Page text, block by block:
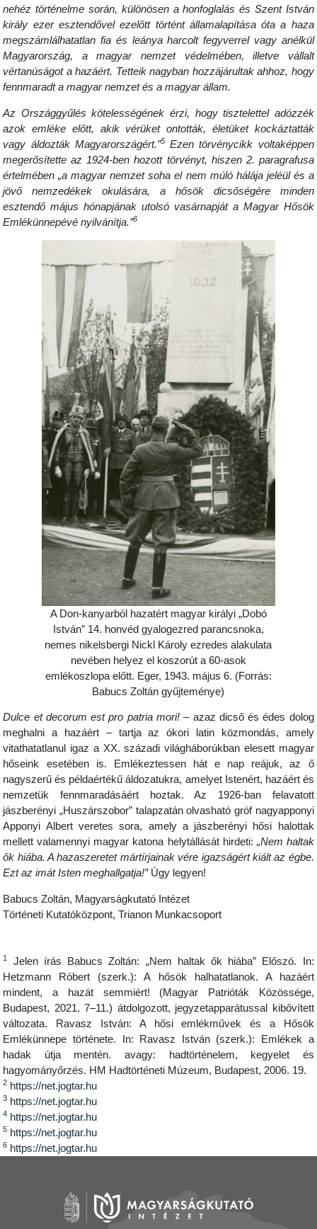
nehéz történelme során, különösen a honfoglalás és Szent István
király ezer esztendővel ezelőtt történt államalapítása óta a haza
megszámlálhatatlan fia és leánya harcolt fegyverrel vagy anélkül
Magyarország, a magyar nemzet védelmében, illetve vállalt
vértanúságot a hazáért. Tetteik nagyban hozzájárultak ahhoz, hogy
fennmaradt a magyar nemzet és a magyar állam.
Az Országgyűlés kötelességének érzi, hogy tisztelettel adózzék
azok emléke előtt, akik vérüket ontották, életüket kockáztatták
vagy áldozták Magyarországért.”5Ezen törvénycikk voltaképpen
megerősítette az 1924-ben hozott törvényt, hiszen 2. paragrafusa
értelmében „a magyar nemzet soha el nem múló hálája jeléül és a
jövő nemzedékek okulására, a hősök dicsőségére minden
esztendő május hónapjának utolsó vasárnapját a Magyar Hősök
Emlékünnepévé nyilvánítja.”6
A Don-kanyarból hazatért magyar királyi „Dobó
István” 14. honvéd gyalogezred parancsnoka,
nemes nikelsbergi Nickl Károly ezredes alakulata
nevében helyez el koszorút a 60-asok
emlékoszlopa előtt. Eger, 1943. május 6. (Forrás:
Babucs Zoltán gyűjteménye)
Dulce et decorum est pro patria mori! – azaz dicső és édes dolog
meghalni a hazáért – tartja az ókori latin közmondás, amely
vitathatatlanul igaz a XX. századi világháborúkban elesett magyar
hőseink esetében is. Emlékeztessen hát e nap reájuk, az ő
nagyszerű és példaértékű áldozatukra, amelyet Istenért, hazáért és
nemzetük fennmaradásáért hoztak. Az 1926-ban felavatott
jászberényi „Huszárszobor” talapzatán olvasható gróf nagyapponyi
Apponyi Albert veretes sora, amely a jászberényi hősi halottak
mellett valamennyi magyar katona helytállását hirdeti: „Nem haltak
ők hiába. A hazaszeretet mártírjainak vére igazságért kiált az égbe.
Ezt az imát Isten meghallgatja!”Úgy legyen!
Babucs Zoltán, Magyarságkutató Intézet
Történeti Kutatóközpont, Trianon Munkacsoport
1
Jelen írás Babucs Zoltán: „Nem haltak ők hiába” Előszó. In:
Hetzmann Róbert (szerk.): A hősök halhatatlanok. A hazáért
mindent, a hazát semmiért! (Magyar Patrióták Közössége,
Budapest, 2021. 7–11.) átdolgozott, jegyzetapparátussal kibővített
változata. Ravasz István: A hősi emlékművek és a Hősök
Emlékünnepe története. In: Ravasz István (szerk.): Emlékek a
hadak útja mentén. avagy: hadtörténelem, kegyelet és
hagyományőrzés. HM Hadtörténeti Múzeum, Budapest, 2006. 19.
2 https://net.jogtar.hu
3 https://net.jogtar.hu
4 https://net.jogtar.hu
5 https://net.jogtar.hu
6 https://net.jogtar.hu